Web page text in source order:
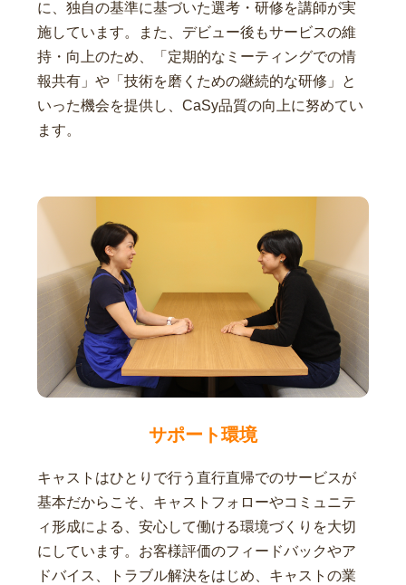
に、独自の基準に基づいた選考・研修を講師が実
施しています。また、デビュー後もサービスの維
持・向上のため、「定期的なミーティングでの情
報共有」や「技術を磨くための継続的な研修」と
いった機会を提供し、CaSy品質の向上に努めてい
ます。
サポート環境
キャストはひとりで行う直行直帰でのサービスが
基本だからこそ、キャストフォローやコミュニテ
ィ形成による、安心して働ける環境づくりを大切
にしています。お客様評価のフィードバックやア
ドバイス、トラブル解決をはじめ、キャストの業